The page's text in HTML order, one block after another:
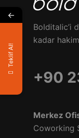
Bolditalic’i
kadar
+90
Merkez
Coworking
←
Teklif Al!